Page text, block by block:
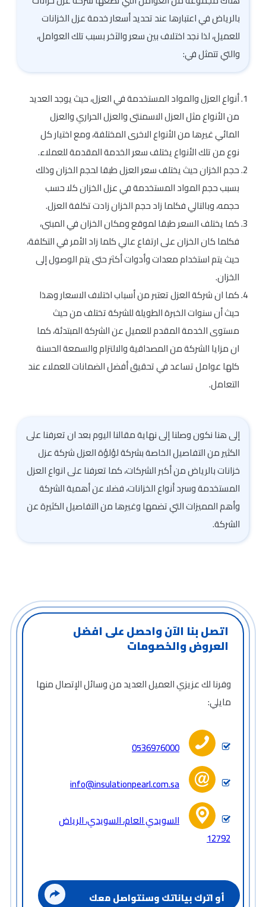
بالرياض في اعتبارها عند تحديد أسعار خدمة عزل الخزانات
للعميل، لذا نجد اختلاف بين سعر والآخر بسبب تلك العوامل،
والتي تتمثل في:
أنواع العزل والمواد المستخدمة في العزل، حيث يوجد العديد
من الأنواع مثل العزل الاسمنتى والعزل الحراري والعزل
المائي غيرها من الأنواع الاخرى المختلفة، ومع اختيار كل
نوع من تلك الأنواع يختلف سعر الخدمة المقدمة للعملاء.
حجم الخزان حيث يختلف سعر العزل طبقا لحجم الخزان وذلك
بسبب حجم المواد المستخدمة في عزل الخزان كلا حسب
حجمه، وبالتالي فكلما زاد حجم الخزان زادت تكلفة العزل.
كما يختلف السعر طبقا لموقع ومكان الخزان في المبنى،
فكلما كان الخزان على ارتفاع عالي كلما زاد الأمر في التكلفة،
حيث يتم استخدام معدات وأدوات أكثر حتى يتم الوصول إلى
الخزان.
كما ان شركة العزل تعتبر من أسباب اختلاف الاسعار وهذا
حيث أن سنوات الخبرة الطويلة للشركة تختلف من حيث
مستوى الخدمة المقدم للعميل عن الشركة المبتدئة، كما
ان مزايا الشركة من المصداقية والالتزام والسمعة الحسنة
كلها عوامل تساعد في تحقيق أفضل الضمانات للعملاء عند
التعامل.
إلى هنا نكون وصلنا إلى نهاية مقالنا اليوم بعد ان تعرفنا على
الكثير من التفاصيل الخاصة بشركة لؤلؤة العزل شركة عزل
خزانات بالرياض من أكبر الشركات، كما تعرفنا على انواع العزل
المستخدمة وسرد أنواع الخزانات، فضلا عن أهمية الشركة
وأهم المميزات التي تضمها وغيرها من التفاصيل الكثيرة عن
الشركة.
اتصل بنا الآن واحصل على افضل
العروض والخصومات
وفرنا لك عزيزي العميل العديد من وسائل الإتصال منها
مايلي:
0536976000
info@insulationpearl.com.sa
السويدي العام، السويدي، الرياض
12792
أو اترك بياناتك وسنتواصل معك